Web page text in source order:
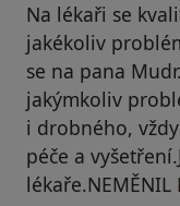
Na lékaři se
jakékoliv
se na pana
jakýmkoliv
i drobného,
péče a
lékaře.NEMĚNIL